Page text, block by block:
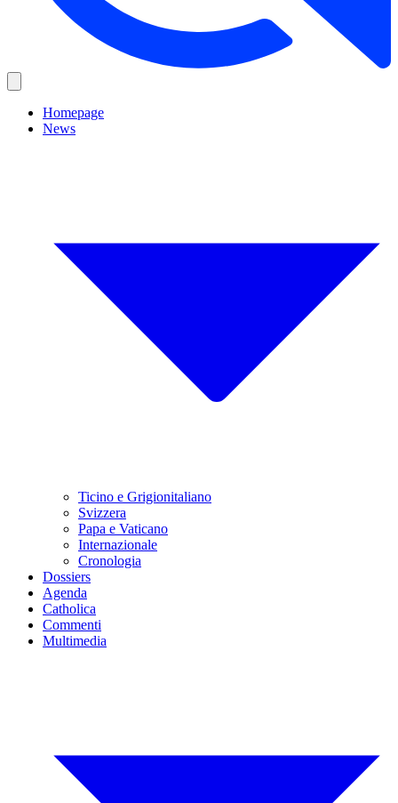
Homepage
News
Ticino e Grigionitaliano
Svizzera
Papa e Vaticano
Internazionale
Cronologia
Dossiers
Agenda
Catholica
Commenti
Multimedia